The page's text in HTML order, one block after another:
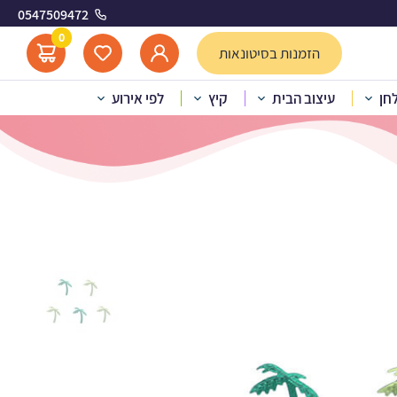
0547509472
הזמנות בסיטונאות
0
עיצוב הבית קיץ לפי אירוע קונפטי טרופי ירוק